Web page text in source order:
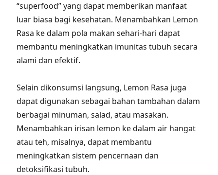
“superfood” yang dapat memberikan manfaat
luar biasa bagi kesehatan. Menambahkan Lemon
Rasa ke dalam pola makan sehari-hari dapat
membantu meningkatkan imunitas tubuh secara
alami dan efektif.
Selain dikonsumsi langsung, Lemon Rasa juga
dapat digunakan sebagai bahan tambahan dalam
berbagai minuman, salad, atau masakan.
Menambahkan irisan lemon ke dalam air hangat
atau teh, misalnya, dapat membantu
meningkatkan sistem pencernaan dan
detoksifikasi tubuh.